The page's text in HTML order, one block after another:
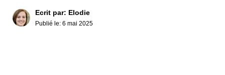
Ecrit par: Elodie
Publié le: 6 mai 2025